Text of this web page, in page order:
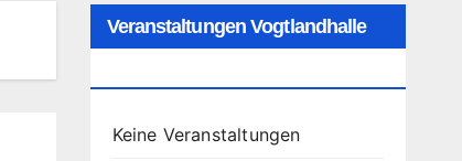
Veranstaltungen Vogtlandhalle
Keine Veranstaltungen